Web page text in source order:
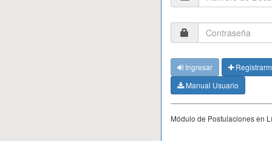
Ingresar
Manual Usuario
Módulo de Postulaciones en